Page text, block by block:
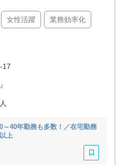
女性活躍 業務効率化
17
40年勤務も多数！／在宅勤務
上